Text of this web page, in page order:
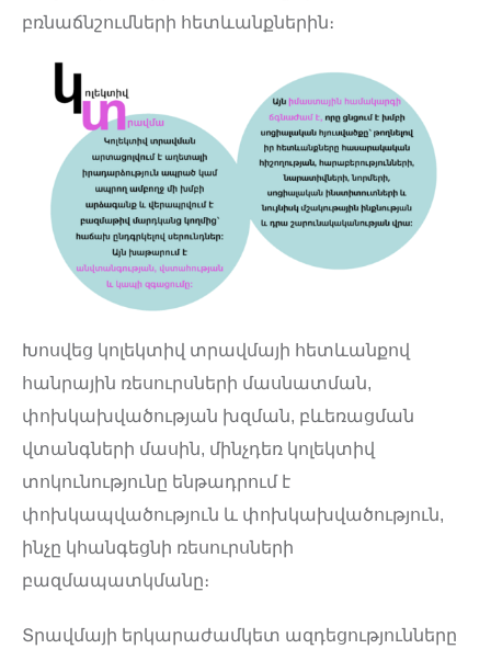
բռնաճնշումների հետևանքներին։
Խոսվեց կոլեկտիվ տրավմայի հետևանքով
հանրային ռեսուրսների մասնատման,
փոխկախվածության խզման, բևեռացման
վտանգների մասին, մինչդեռ կոլեկտիվ
տոկունությունը ենթադրում է
փոխկապվածություն և փոխկախվածություն,
ինչը կհանգեցնի ռեսուրսների
բազմապատկմանը։
Տրավմայի երկարաժամկետ ազդեցությունները